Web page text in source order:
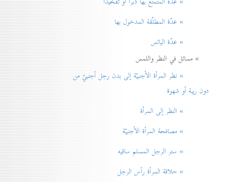
» عدّة المطلّقة المدخول بها
» عدّة اليائس
» مسائل في النظر واللمس
» نظر المرأة الأجنبيّة إلی بدن رجل أجنبيّ من
دون ريبة أو شهوة
» النظر إلی المرأة
» مصافحة المرأة الأجنبيّة
» ستر الرجل المسلم ساقيه
» حلاقة المرأة رأس الرجل